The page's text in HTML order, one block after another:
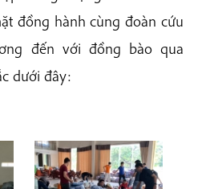
đồng hành cùng đoàn cứu
đến với đồng bào qua
dưới đây: